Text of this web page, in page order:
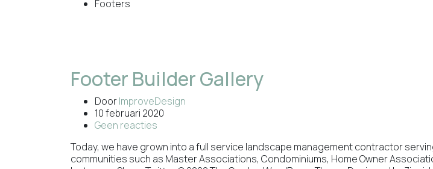
Footers
Footer Builder Gallery
DoorImproveDesign
10 februari 2020
Geen reacties
Today, we have grown into a full service landscape management contractor
communities such as Master Associations, Condominiums, Home Owner